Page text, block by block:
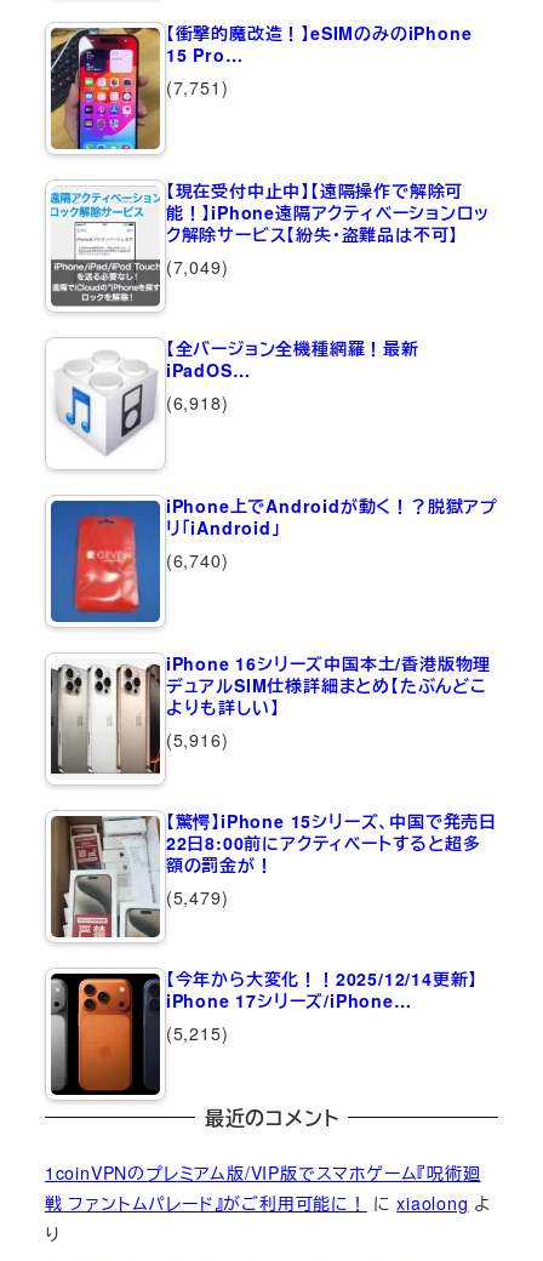
【衝撃的魔改造！】eSIMのみのiPhone
15 Pro…
(7,751)
【現在受付中止中】【遠隔操作で解除可
能！】iPhone遠隔アクティベーションロッ
ク解除サービス【紛失・盗難品は不可】
(7,049)
【全バージョン全機種網羅！最新
iPadOS…
(6,918)
iPhone上でAndroidが動く！？脱獄アプ
リ「iAndroid」
(6,740)
iPhone 16シリーズ中国本土/香港版物理
デュアルSIM仕様詳細まとめ【たぶんどこ
よりも詳しい】
(5,916)
【驚愕】iPhone 15シリーズ、中国で発売日
22日8:00前にアクティベートすると超多
額の罰金が！
(5,479)
【今年から大変化！！2025/12/14更新】
iPhone 17シリーズ/iPhone…
(5,215)
最近のコメント
1coinVPNのプレミアム版/VIP版でスマホゲーム『呪術廻
戦 ファントムパレード』がご利用可能に！
にxiaolong よ
り